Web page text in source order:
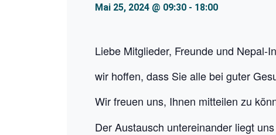
Mai 25, 2024 @ 09:30 - 18:00
Liebe Mitglieder, Freunde und Nepal-
wir hoffen, dass Sie alle bei guter
Wir freuen uns, Ihnen mitteilen zu
Der Austausch untereinander liegt